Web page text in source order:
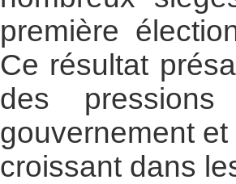
première
Ce résultat
des
gouvernement
croissant dans